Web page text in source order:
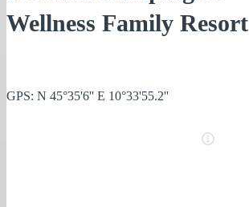
Wellness Family Resort
GPS: N 45°35'6'' E 10°33'55.2''